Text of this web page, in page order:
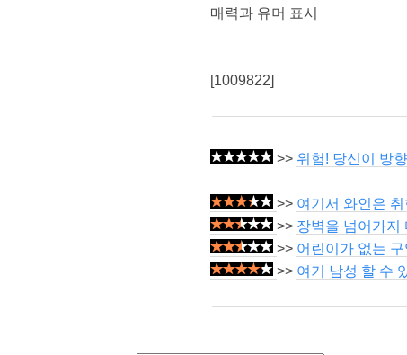
매력과 유머 표시
[1009822]
>> 위험! 당신이 방
>> 여기서 와인은
>> 장벽을 넘어가지
>> 어린이가 없는
>> 여기 남성 할 수